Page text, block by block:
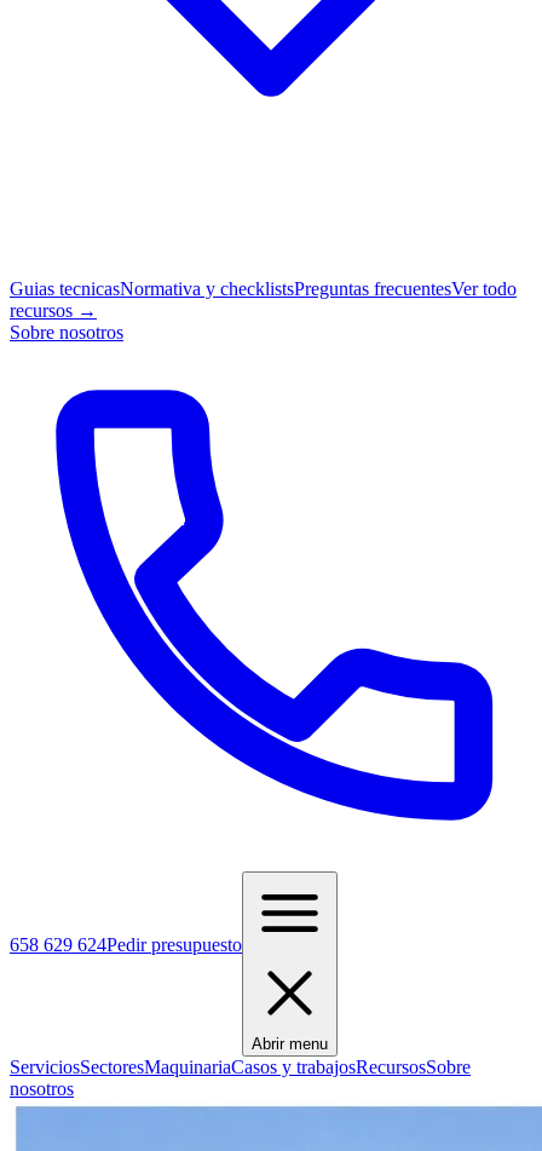
Guias tecnicasNormativa y checklistsPreguntas frecuentesVer todo
recursos →
Sobre nosotros
658 629 624Pedir presupuesto
Abrir menu
ServiciosSectoresMaquinariaCasos y trabajosRecursosSobre
nosotros